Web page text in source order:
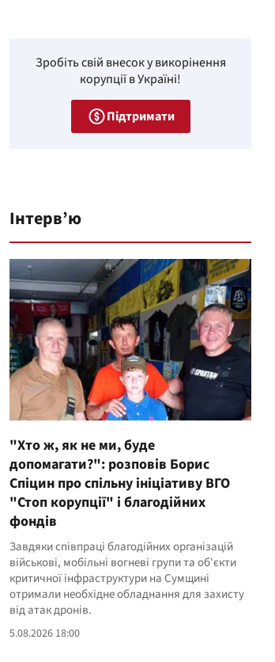
Зробіть свій внесок у викорінення
корупції в Україні!
Підтримати
Інтерв’ю
"Хто ж, як не ми, буде
допомагати?": розповів Борис
Спіцин про спільну ініціативу ВГО
"Стоп корупції" і благодійних
фондів
Завдяки співпраці благодійних організацій
військові, мобільні вогневі групи та об'єкти
критичної інфраструктури на Сумщині
отримали необхідне обладнання для захисту
від атак дронів.
5.08.2026 18:00